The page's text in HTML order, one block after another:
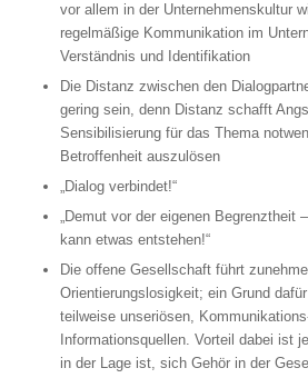
vor allem in der Unternehmenskultur
regelmäßige Kommunikation im
Verständnis und Identifikation
Die Distanz zwischen den
gering sein, denn Distanz schafft
Sensibilisierung für das Thema
Betroffenheit auszulösen
„Dialog verbindet!“
„Demut vor der eigenen Begrenztheit
kann etwas entstehen!“
Die offene Gesellschaft führt
Orientierungslosigkeit; ein Grund
teilweise unseriösen,
Informationsquellen. Vorteil dabei ist
in der Lage ist, sich Gehör in der